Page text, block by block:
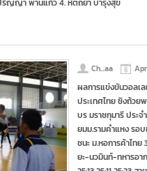
ญญา พานแก้ว 4. หัตถยา บํารุงสุข
Ch...aa
ผลการแข่งขันวอลเ
ประเทศไทย ชิงถ้วย
บร มราชกุมารี ประจ
ยมม.รามคำแหง รอบ
ชนะ ม.หอการค้าไทย
ยะ-นวมินท์-ทหารอา